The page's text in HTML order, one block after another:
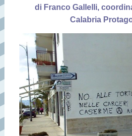
di Franco Gallelli,
Calabria